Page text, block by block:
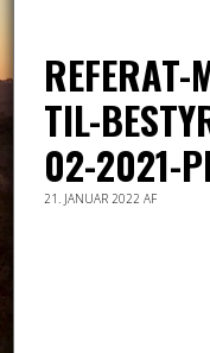
TIL-
02-2021-
21. JANUAR 2022 AF